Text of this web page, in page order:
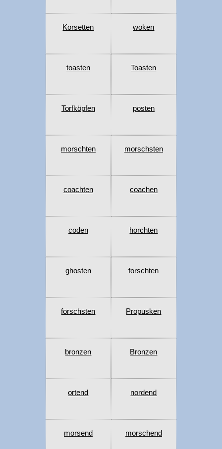
Korsetten woken
toasten Toasten
Torfköpfen posten
morschten morschsten
coachten coachen
coden horchten
ghosten forschten
forschsten Propusken
bronzen Bronzen
ortend nordend
morsend morschend